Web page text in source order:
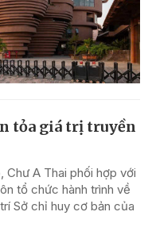
tỏa giá trị truyền
Chư A Thai phối hợp với
tổ chức hành trình về
Sở chỉ huy cơ bản của